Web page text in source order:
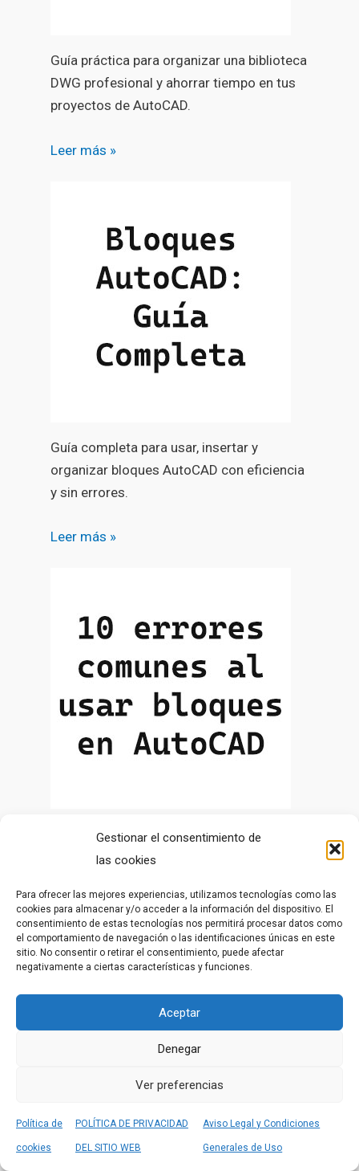
Gestionar el consentimiento de
las cookies
Para ofrecer las mejores experiencias, utilizamos tecnologías como las
cookies para almacenar y/o acceder a la información del dispositivo. El
consentimiento de estas tecnologías nos permitirá procesar datos como
el comportamiento de navegación o las identificaciones únicas en este
sitio. No consentir o retirar el consentimiento, puede afectar
negativamente a ciertas características y funciones.
Aceptar
Denegar
Ver preferencias
Política de
cookies
POLÍTICA DE PRIVACIDAD
DEL SITIO WEB
Aviso Legal y Condiciones
Generales de Uso
Guía práctica para organizar una biblioteca
DWG profesional y ahorrar tiempo en tus
proyectos de AutoCAD.
Leer más »
Guía completa para usar, insertar y
organizar bloques AutoCAD con eficiencia
y sin errores.
Leer más »
Errores frecuentes al usar bloques en
AutoCAD y cómo evitarlos fácilmente.
Leer más »
info@recursosdearquitectura.com
OTROS RECURSOS